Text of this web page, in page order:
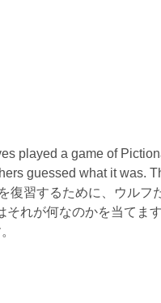
played a game of
guessed what it was.
復習するために、ウル
れが何なのかを当てま